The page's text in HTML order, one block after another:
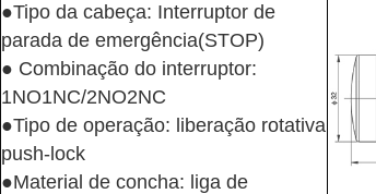
●Tipo da cabeça: Interruptor de
parada de emergência(STOP)
● Combinação do interruptor:
1NO1NC/2NO2NC
●Tipo de operação: liberação rotativa
push-lock
●Material de concha: liga de